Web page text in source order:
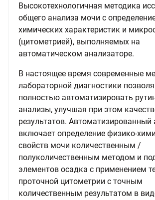
Высокотехнологичная методика
общего анализа мочи с
химических характеристик и
(цитометрией), выполняемых на
автоматическом анализаторе.
В настоящее время современные
лабораторной диагностики
полностью автоматизировать
анализы, улучшая при этом
результатов. Автоматизированный
включает определение физико-
свойств мочи количественным /
полуколичественным методом и
элементов осадка с применением
проточной цитометрии с точным
количественным результатом в